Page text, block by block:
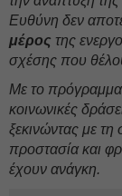
Ευθύνη δεν
μέρος της
σχέσης που
Με το
κοινωνικές
ξεκινώντας με
προστασία και
έχουν ανάγκη.